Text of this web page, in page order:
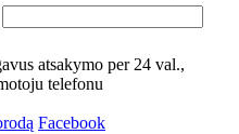
atsakymo per 24 val.,
telefonu
Facebook